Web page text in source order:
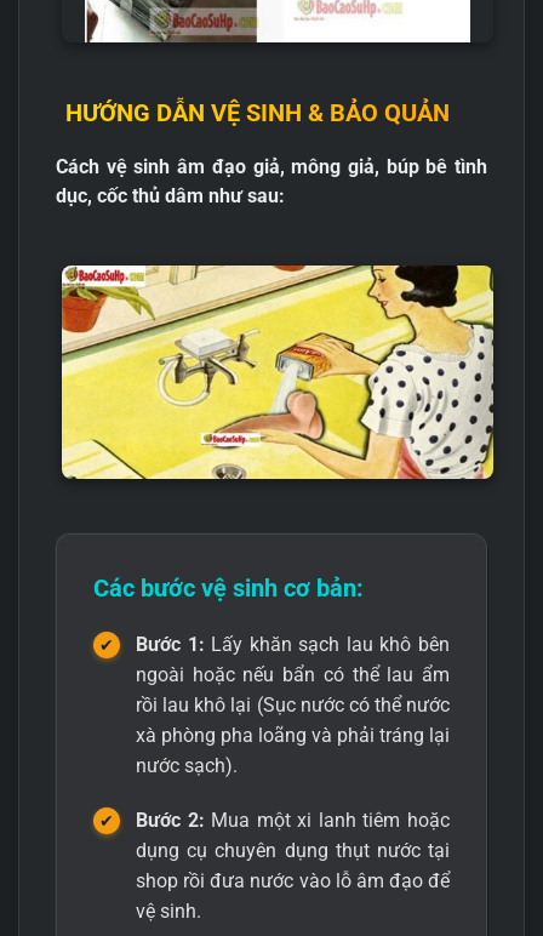
HƯỚNG DẪN VỆ SINH & BẢO QUẢN
Cách vệ sinh âm đạo giả, mông giả, búp bê tình
dục, cốc thủ dâm như sau:
Các bước vệ sinh cơ bản:
Bước 1: Lấy khăn sạch lau khô bên
ngoài hoặc nếu bẩn có thể lau ẩm
rồi lau khô lại (Sục nước có thể nước
xà phòng pha loãng và phải tráng lại
nước sạch).
Bước 2: Mua một xi lanh tiêm hoặc
dụng cụ chuyên dụng thụt nước tại
shop rồi đưa nước vào lỗ âm đạo để
vệ sinh.